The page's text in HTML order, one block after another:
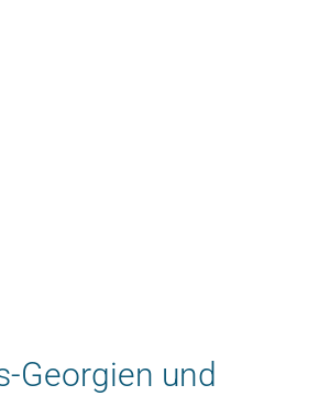
Georgien und